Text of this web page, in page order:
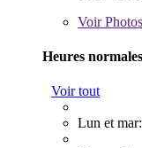
VoirPhotos
Heures normales
Voir tout
Lun et